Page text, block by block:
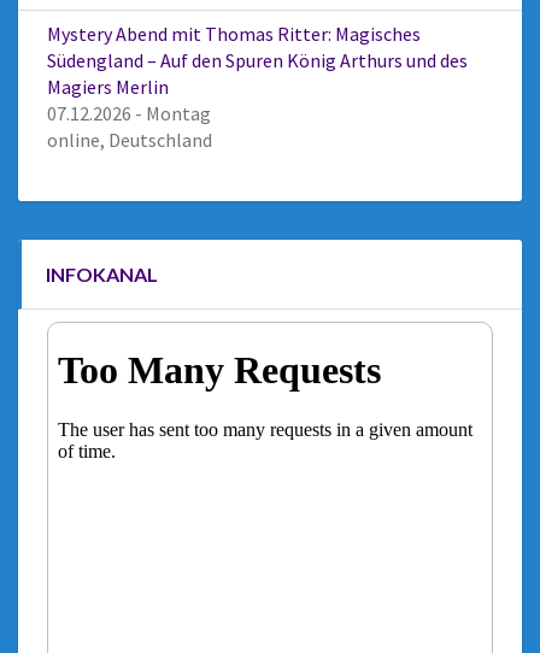
Mystery Abend mit Thomas Ritter: Magisches
Südengland – Auf den Spuren König Arthurs und des
Magiers Merlin
07.12.2026 - Montag
online, Deutschland
INFOKANAL